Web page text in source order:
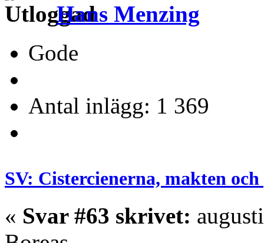
Hans Menzing
Gode
Antal inlägg: 1 369
SV: Cistercienerna, makten
« Svar #63 skrivet: